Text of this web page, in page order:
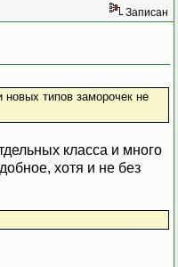
Записан
типов заморочек не
класса и много
хотя и не без